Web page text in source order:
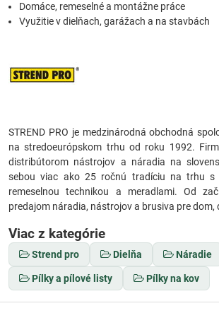
Domáce, remeselné a montážne práce
Využitie v dielňach, garážach a na stavbách
STREND PRO je medzinárodná obchodná
na stredoeurópskom trhu od roku 1992.
distribútorom nástrojov a náradia na
sebou viac ako 25 ročnú tradíciu na trhu s
remeselnou technikou a meradlami. Od
predajom náradia, nástrojov a brusiva pre dom,
Viac z kategórie
Strend pro Dielňa Náradie
Pílky a pílové listy Pílky na kov